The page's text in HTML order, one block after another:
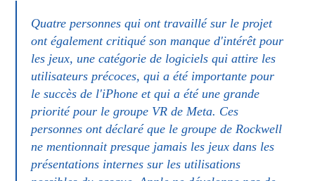
Quatre personnes qui ont travaillé sur le projet
ont également critiqué son manque d'intérêt pour
les jeux, une catégorie de logiciels qui attire les
utilisateurs précoces, qui a été importante pour
le succès de l'iPhone et qui a été une grande
priorité pour le groupe VR de Meta. Ces
personnes ont déclaré que le groupe de Rockwell
ne mentionnait presque jamais les jeux dans les
présentations internes sur les utilisations